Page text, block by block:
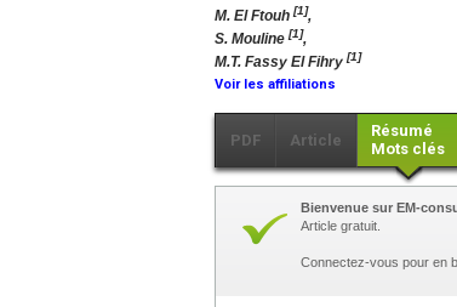
M. El Ftouh [1],
S. Mouline [1],
M.T. Fassy El Fihry [1]
Voir les affiliations
PDF Article
Résumé
Mots clés
Bienvenue sur EM-
Article gratuit.
Connectez-vous pour en